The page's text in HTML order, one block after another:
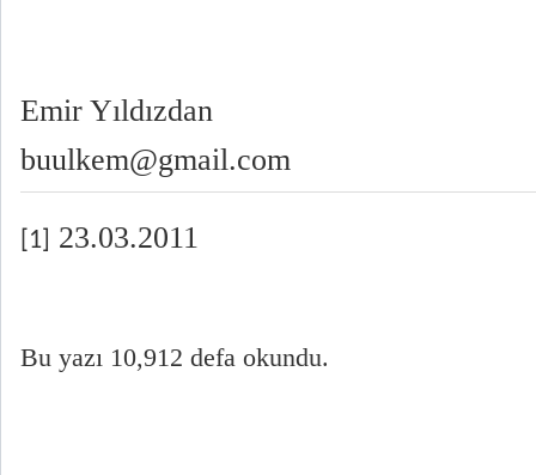
Emir Yıldızdan
buulkem@gmail.com
[1] 23.03.2011
Bu yazı 10,912 defa okundu.